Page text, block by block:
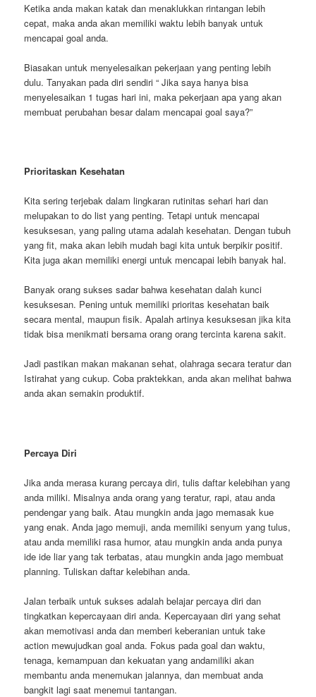
Ketika anda makan katak dan menaklukkan rintangan lebih
cepat, maka anda akan memiliki waktu lebih banyak untuk
mencapai goal anda.
Biasakan untuk menyelesaikan pekerjaan yang penting lebih
dulu. Tanyakan pada diri sendiri “ Jika saya hanya bisa
menyelesaikan 1 tugas hari ini, maka pekerjaan apa yang akan
membuat perubahan besar dalam mencapai goal saya?”
Prioritaskan Kesehatan
Kita sering terjebak dalam lingkaran rutinitas sehari hari dan
melupakan to do list yang penting. Tetapi untuk mencapai
kesuksesan, yang paling utama adalah kesehatan. Dengan tubuh
yang fit, maka akan lebih mudah bagi kita untuk berpikir positif.
Kita juga akan memiliki energi untuk mencapai lebih banyak hal.
Banyak orang sukses sadar bahwa kesehatan dalah kunci
kesuksesan. Pening untuk memiliki prioritas kesehatan baik
secara mental, maupun fisik. Apalah artinya kesuksesan jika kita
tidak bisa menikmati bersama orang orang tercinta karena sakit.
Jadi pastikan makan makanan sehat, olahraga secara teratur dan
Istirahat yang cukup. Coba praktekkan, anda akan melihat bahwa
anda akan semakin produktif.
Percaya Diri
Jika anda merasa kurang percaya diri, tulis daftar kelebihan yang
anda miliki. Misalnya anda orang yang teratur, rapi, atau anda
pendengar yang baik. Atau mungkin anda jago memasak kue
yang enak. Anda jago memuji, anda memiliki senyum yang tulus,
atau anda memiliki rasa humor, atau mungkin anda anda punya
ide ide liar yang tak terbatas, atau mungkin anda jago membuat
planning. Tuliskan daftar kelebihan anda.
Jalan terbaik untuk sukses adalah belajar percaya diri dan
tingkatkan kepercayaan diri anda. Kepercayaan diri yang sehat
akan memotivasi anda dan memberi keberanian untuk take
action mewujudkan goal anda. Fokus pada goal dan waktu,
tenaga, kemampuan dan kekuatan yang andamiliki akan
membantu anda menemukan jalannya, dan membuat anda
bangkit lagi saat menemui tantangan.